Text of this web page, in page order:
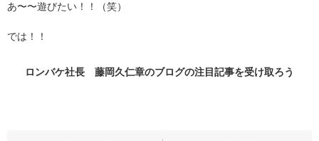
あ〜〜遊びたい！！（笑）
では！！
ロンバケ社長 藤岡久仁章のブログの注目記事を受け取ろう